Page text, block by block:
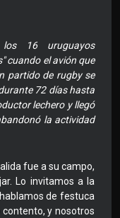
16 uruguayos
cuando el avión que
partido de rugby se
72 días hasta
lechero y llegó
la actividad
fue a su campo,
Lo invitamos a la
de festuca
y nosotros